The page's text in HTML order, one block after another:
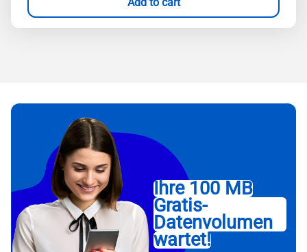
Ihre 100 MB
Gratis-
Datenvolumen
wartet!